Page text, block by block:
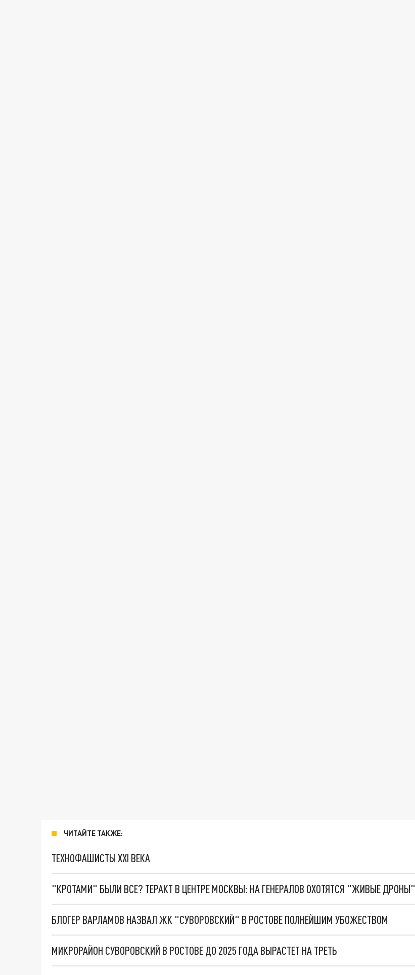
ЧИТАЙТЕ ТАКЖЕ:
ТЕХНОФАШИСТЫ XXI ВЕКА
"КРОТАМИ" БЫЛИ ВСЕ? ТЕРАКТ В ЦЕНТРЕ МОСКВЫ: НА ГЕНЕРАЛОВ ОХОТЯТСЯ "ЖИВЫЕ ДРОНЫ"
БЛОГЕР ВАРЛАМОВ НАЗВАЛ ЖК "СУВОРОВСКИЙ" В РОСТОВЕ ПОЛНЕЙШИМ УБОЖЕСТВОМ
МИКРОРАЙОН СУВОРОВСКИЙ В РОСТОВЕ ДО 2025 ГОДА ВЫРАСТЕТ НА ТРЕТЬ